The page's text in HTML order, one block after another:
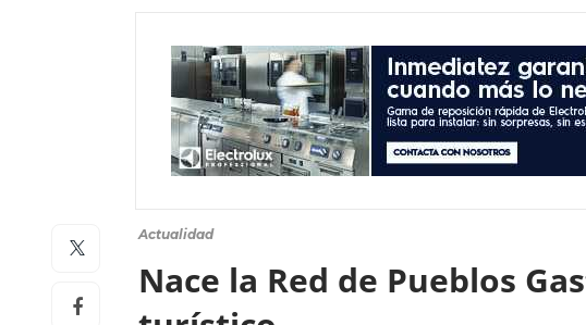
Actualidad
Nace la Red de Pueblos